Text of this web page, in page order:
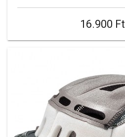
16.900 Ft